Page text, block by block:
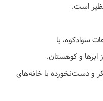
است.
سوادکوه، با
ابرها و کوهستان.
و دست‌نخورده با خانه‌های